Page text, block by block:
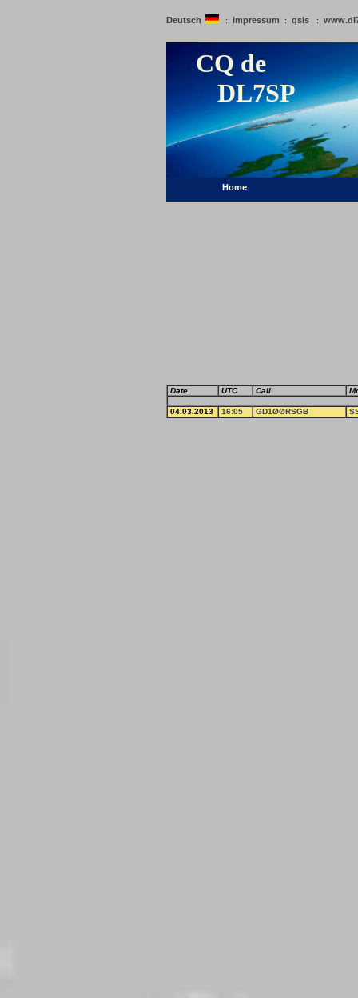
Deutsch : Impressum : qsls :
CQ de
DL7SP
Home
Date UTC Call
04.03.2013 16:05 GD1ØØRSGB